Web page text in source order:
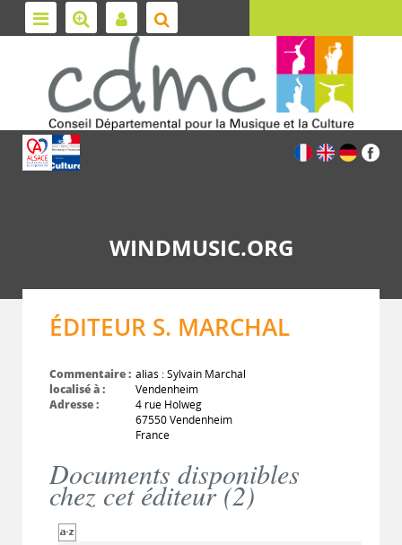
WINDMUSIC.ORG
ÉDITEUR S. MARCHAL
Commentaire : alias : Sylvain Marchal
localisé à :
Vendenheim
Adresse :
4 rue Holweg
67550 Vendenheim
France
Documents disponibles
chez cet éditeur (2)